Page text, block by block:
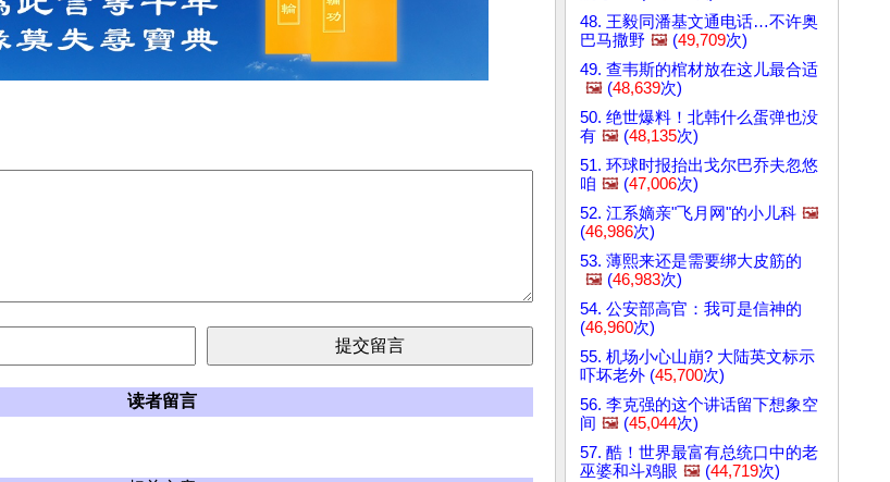
读者留言
48. 王毅同潘基文通电话…不许奥
巴马撒野 🖼️ (49,709次)
49. 查韦斯的棺材放在这儿最合适
🖼️ (48,639次)
50. 绝世爆料！北韩什么蛋弹也没
有 🖼️ (48,135次)
51. 环球时报抬出戈尔巴乔夫忽悠
咱 🖼️ (47,006次)
52. 江系嫡亲"飞月网"的小儿科 🖼️
(46,986次)
53. 薄熙来还是需要绑大皮筋的
🖼️ (46,983次)
54. 公安部高官：我可是信神的
(46,960次)
55. 机场小心山崩? 大陆英文标示
吓坏老外 (45,700次)
56. 李克强的这个讲话留下想象空
间 🖼️ (45,044次)
57. 酷！世界最富有总统口中的老
巫婆和斗鸡眼 🖼️ (44,719次)